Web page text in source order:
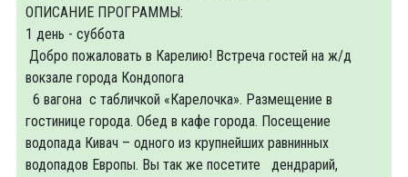
ОПИСАНИЕ ПРОГРАММЫ:
1 день - суббота
Добро пожаловать в Карелию! Встреча гостей на ж/д
вокзале города Кондопога
6 вагона с табличкой «Карелочка». Размещение в
гостинице города. Обед в кафе города. Посещение
водопада Кивач – одного из крупнейших равнинных
водопадов Европы. Вы так же посетите дендрарий,